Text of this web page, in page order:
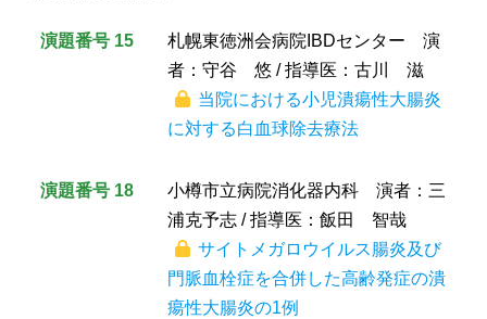
演題番号 15
札幌東徳洲会病院IBDセンター 演
者：守谷 悠 / 指導医：古川 滋
当院における小児潰瘍性大腸炎
に対する白血球除去療法
演題番号 18
小樽市立病院消化器内科 演者：三
浦克予志 / 指導医：飯田 智哉
サイトメガロウイルス腸炎及び
門脈血栓症を合併した高齢発症の潰
瘍性大腸炎の1例